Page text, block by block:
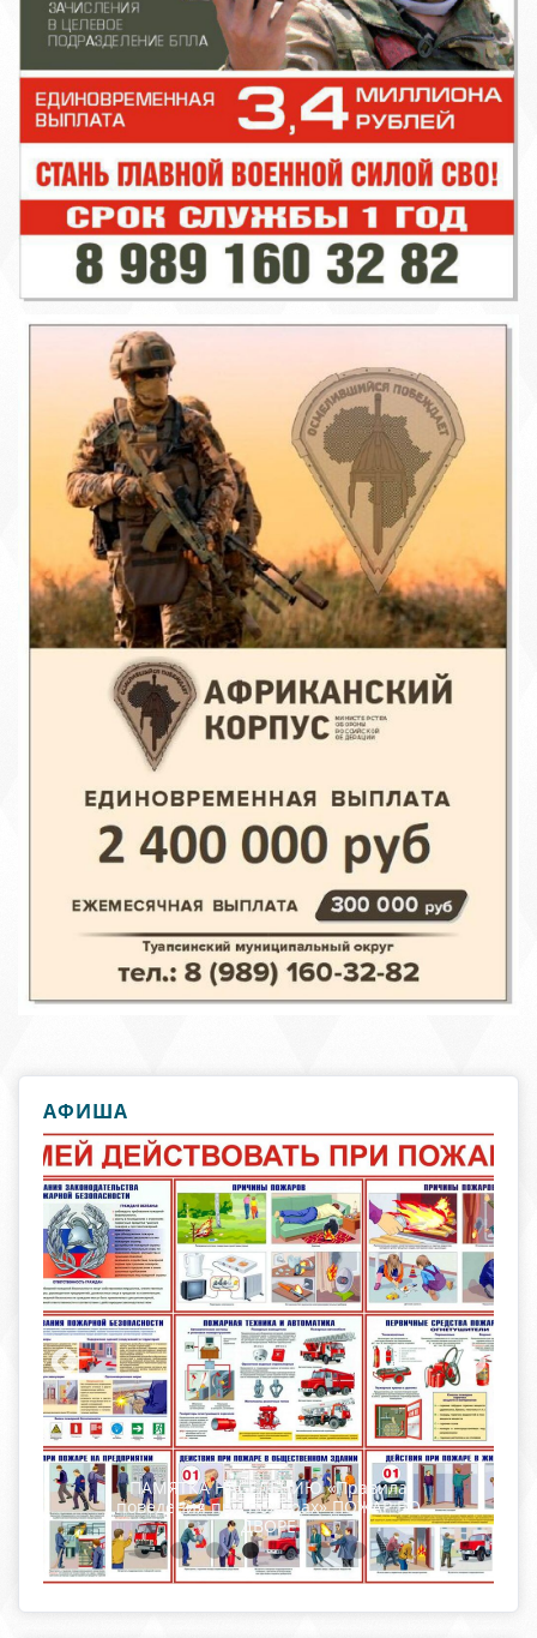
АФИША
Организация мониторинга «Уровень
удовлетворенности граждан работой
государственных и муниципальных
организаций культуры, искусства и
народного творчества»-2026